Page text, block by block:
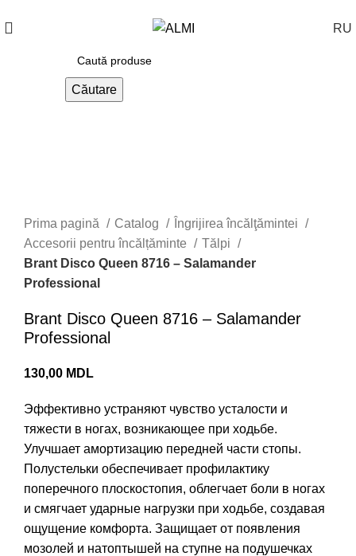
RU
Căutare
Prima pagină Catalog
Îngrijirea încălţămintei
Accesorii pentru încălțăminte
Tălpi
Brant Disco Queen 8716 – Salamander
Professional
Brant Disco Queen 8716 – Salamander
Professional
130,00 MDL
Эффективно устраняют чувство усталости и
тяжести в ногах, возникающее при ходьбе.
Улучшает амортизацию передней части стопы.
Полустельки обеспечивает профилактику
поперечного плоскостопия, облегчает боли в ногах
и смягчает ударные нагрузки при ходьбе, создавая
ощущение комфорта. Защищает от появления
мозолей и натоптышей на ступне на подушечках